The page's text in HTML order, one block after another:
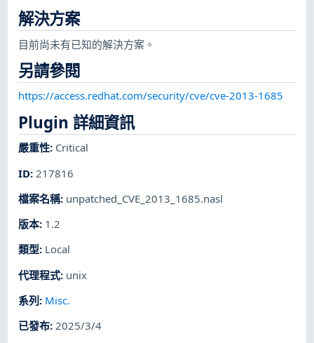
解決方案
目前尚未有已知的解決方案。
另請參閱
https://access.redhat.com/security/cve/cve-2013-1685
Plugin 詳細資訊
嚴重性: Critical
ID: 217816
檔案名稱: unpatched_CVE_2013_1685.nasl
版本: 1.2
類型: Local
代理程式: unix
系列 : Misc.
已發布:2025/3/4